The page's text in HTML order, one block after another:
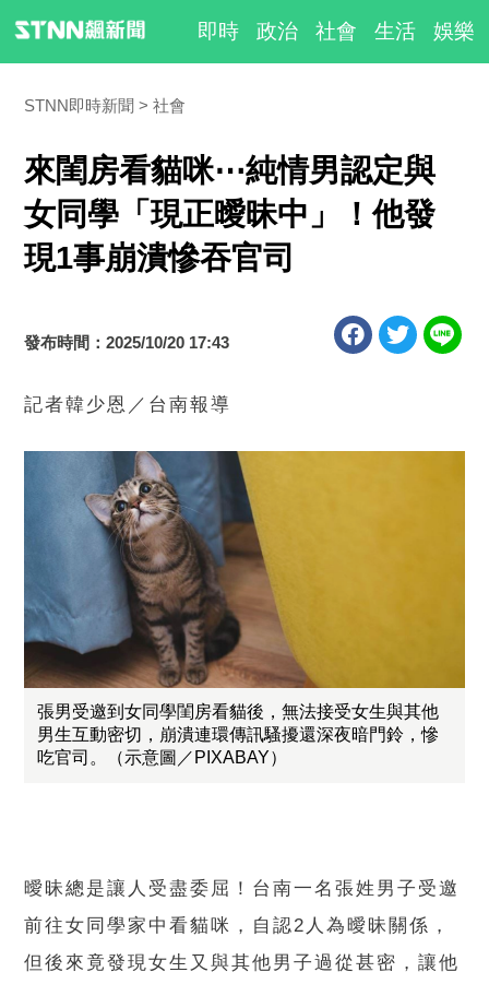
即時 政治 社會 生活 娛樂
STNN即時新聞 社會
來閨房看貓咪⋯純情男認定與
女同學「現正曖昧中」！他發
現1事崩潰慘吞官司
發布時間：2025/10/20 17:43
記者韓少恩／台南報導
張男受邀到女同學閨房看貓後，無法接受女生與其他
男生互動密切，崩潰連環傳訊騷擾還深夜暗門鈴，慘
吃官司。（示意圖／PIXABAY）
曖昧總是讓人受盡委屈！台南一名張姓男子受邀
前往女同學家中看貓咪，自認2人為曖昧關係，
但後來竟發現女生又與其他男子過從甚密，讓他